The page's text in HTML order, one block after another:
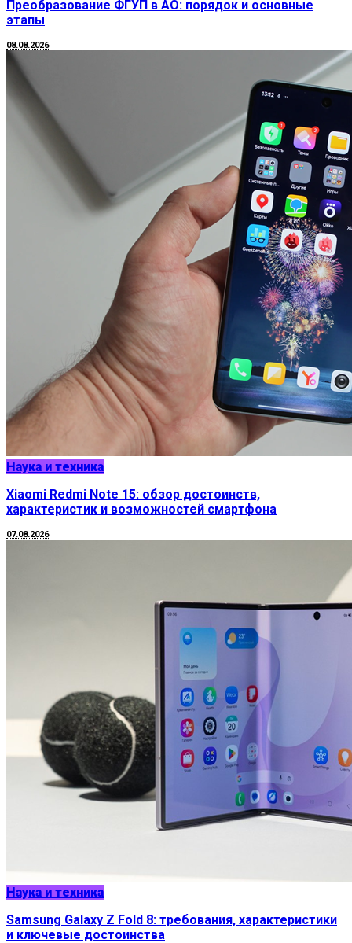
Преобразование ФГУП в АО: порядок и основные
этапы
08.08.2026
Наука и техника
Xiaomi Redmi Note 15: обзор достоинств,
характеристик и возможностей смартфона
07.08.2026
Наука и техника
Samsung Galaxy Z Fold 8: требования, характеристики
и ключевые достоинства